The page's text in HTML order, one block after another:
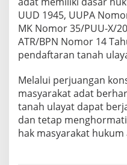
UUD 1945, UUPA
MK Nomor 35/PUU-X/
ATR/BPN Nomor 14
pendaftaran tanah
Melalui perjuangan
masyarakat adat
tanah ulayat dapat
dan tetap
hak masyarakat